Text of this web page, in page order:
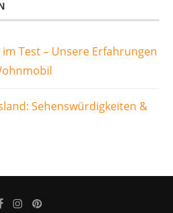
Test – Unsere Erfahrungen
Sehenswürdigkeiten &